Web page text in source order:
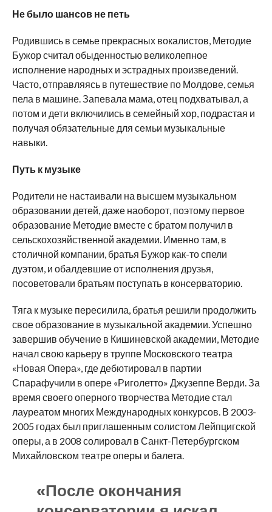
Не было шансов не петь
Родившись в семье прекрасных вокалистов, Методие
Бужор считал обыденностью великолепное
исполнение народных и эстрадных произведений.
Часто, отправляясь в путешествие по Молдове, семья
пела в машине. Запевала мама, отец подхватывал, а
потом и дети включились в семейный хор, подрастая и
получая обязательные для семьи музыкальные
навыки.
Путь к музыке
Родители не настаивали на высшем музыкальном
образовании детей, даже наоборот, поэтому первое
образование Методие вместе с братом получил в
сельскохозяйственной академии. Именно там, в
столичной компании, братья Бужор как-то спели
дуэтом, и обалдевшие от исполнения друзья,
посоветовали братьям поступать в консерваторию.
Тяга к музыке пересилила, братья решили продолжить
свое образование в музыкальной академии. Успешно
завершив обучение в Кишиневской академии, Методие
начал свою карьеру в труппе Московского театра
«Новая Опера», где дебютировал в партии
Спарафучили в опере «Риголетто» Джузеппе Верди. За
время своего оперного творчества Методие стал
лауреатом многих Международных конкурсов. В 2003-
2005 годах был приглашенным солистом Лейпцигской
оперы, а в 2008 солировал в Санкт-Петербургском
Михайловском театре оперы и балета.
«После окончания